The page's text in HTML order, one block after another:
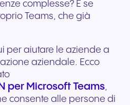
complesse? E se
Teams, che già
per aiutare le aziende a
aziendale. Ecco
per Microsoft Teams,
consente alle persone di